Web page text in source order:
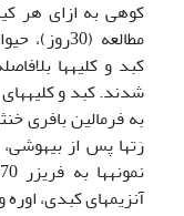
کوهی به ازای هر
مطالعه
کبد و کلیه­ها
شدند. کبد و
رَت­ها پس از
آنزیم­های کبدی،